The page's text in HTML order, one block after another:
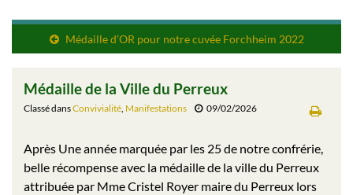
Médaille d’OR pour notre cuvée Forchheim 2022
Médaille de la Ville du Perreux
Classé dansConvivialité, Manifestations 09/02/2026
Après Une année marquée par les 25 de notre confrérie,
belle récompense avec la médaille de la ville du Perreux
attribuée par Mme Cristel Royer maire du Perreux lors